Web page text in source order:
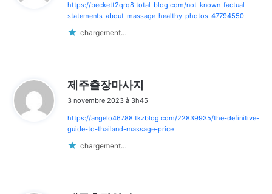
:
https://beckett2qrq8.total-blog.com/not-known-factual-
statements-about-massage-healthy-photos-47794550
chargement…
제주출장마사지
t
:
3 novembre 2023 à 3h45
https://angelo46788.tkzblog.com/22839935/the-definitive-
guide-to-thailand-massage-price
chargement…